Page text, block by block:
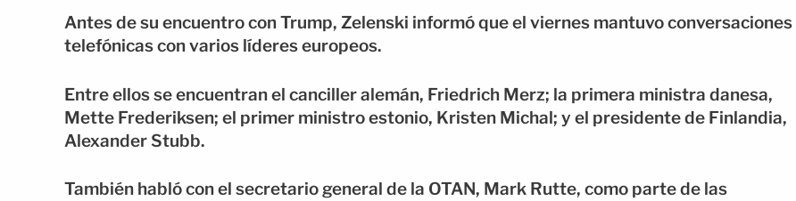
Antes de su encuentro con Trump, Zelenski informó que el viernes mantuvo conversaciones
telefónicas con varios líderes europeos.
Entre ellos se encuentran el canciller alemán, Friedrich Merz; la primera ministra danesa,
Mette Frederiksen; el primer ministro estonio, Kristen Michal; y el presidente de Finlandia,
Alexander Stubb.
También habló con el secretario general de la OTAN, Mark Rutte, como parte de las